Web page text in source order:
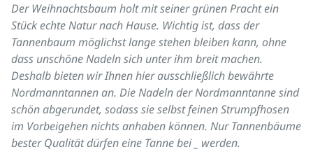
Der Weihnachtsbaum holt mit seiner grünen Pracht ein
Stück echte Natur nach Hause. Wichtig ist, dass der
Tannenbaum möglichst lange stehen bleiben kann, ohne
dass unschöne Nadeln sich unter ihm breit machen.
Deshalb bieten wir Ihnen hier ausschließlich bewährte
Nordmanntannen an. Die Nadeln der Nordmanntanne sind
schön abgerundet, sodass sie selbst feinen Strumpfhosen
im Vorbeigehen nichts anhaben können. Nur Tannenbäume
bester Qualität dürfen eine Tanne bei _ werden.